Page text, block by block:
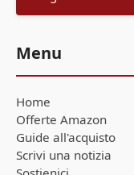
Menu
Home
Offerte Amazon
Guide all'acquisto
Scrivi una notizia